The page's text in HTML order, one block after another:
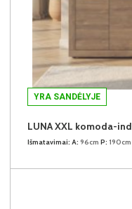
YRA SANDĖLYJE
LUNA XXL komoda-
Išmatavimai: A: 96cm P: 190cm